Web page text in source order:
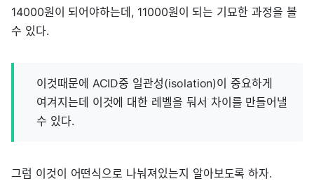
14000원이 되어야하는데, 11000원이 되는 기묘한 과정을 볼
수 있다.
이것때문에 ACID중 일관성(isolation)이 중요하게
여겨지는데 이것에 대한 레벨을 둬서 차이를 만들어낼
수 있다.
그럼 이것이 어떤식으로 나눠져있는지 알아보도록 하자.